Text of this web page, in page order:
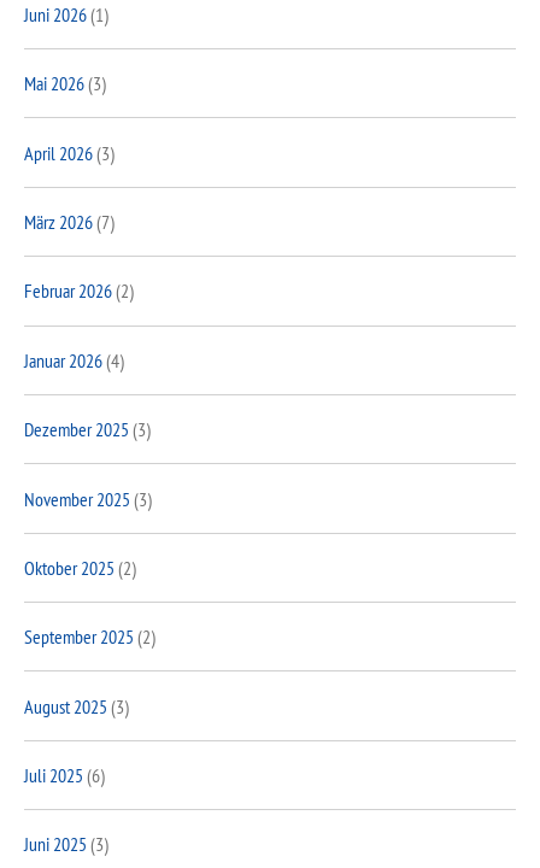
Juni 2026(1)
Mai 2026(3)
April 2026(3)
März 2026(7)
Februar 2026(2)
Januar 2026(4)
Dezember 2025 (3)
November 2025 (3)
Oktober 2025 (2)
September 2025 (2)
August 2025 (3)
Juli 2025 (6)
Juni 2025 (3)